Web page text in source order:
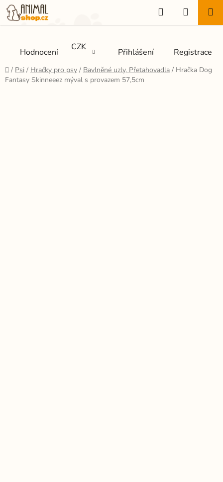
Přejít
na
obsah
Hodnocení CZK Přihlášení Registrace
Hledat
KOŠÍK
Domů
/ Psi / Hračky pro psy / Bavlněné uzly, Přetahovadla / Hračka Dog
Fantasy Skinneeez mýval s provazem 57,5cm